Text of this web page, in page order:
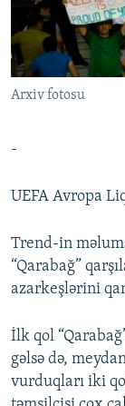
İNFOQRAFIKA
KARIKATURA
AZƏRBAYCAN
İSLAM VƏ
MISSIYAMIZ
PEŞƏ ETIKASI VƏ
BIZI IZLƏ
Arxiv fotosu
-
UEFA Avropa
Trend-in
“Qarabağ”
azarkeşlərini
İlk qol
gəlsə də,
vurduqları iki